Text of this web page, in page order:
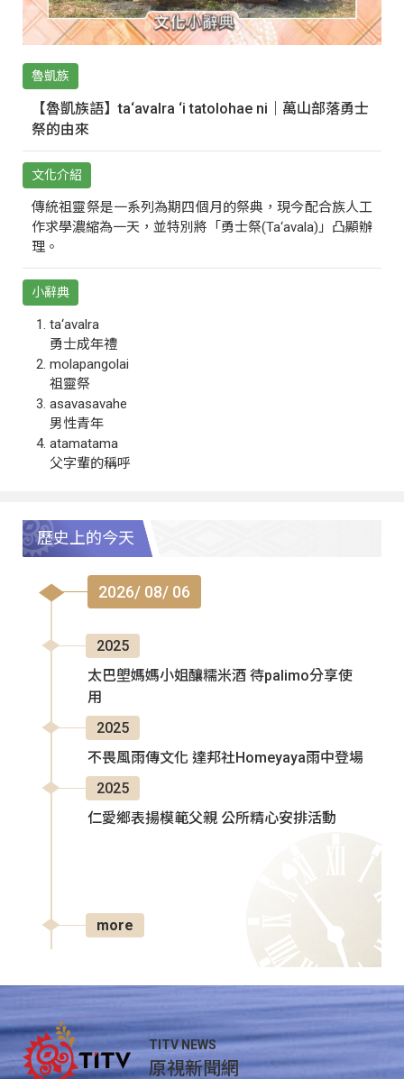
魯凱族
【魯凱族語】ta‘avalra ‘i tatolohae ni｜萬山部落勇士
祭的由來
文化介紹
傳統祖靈祭是一系列為期四個月的祭典，現今配合族人工
作求學濃縮為一天，並特別將「勇士祭(Ta‘avala)」凸顯辦
理。
小辭典
ta‘avalra
勇士成年禮
molapangolai
祖靈祭
asavasavahe
男性青年
atamatama
父字輩的稱呼
歷史上的今天
2026/ 08/ 06
2025
太巴塱媽媽小姐釀糯米酒 待palimo分享使
用
2025
不畏風雨傳文化 達邦社Homeyaya雨中登場
2025
仁愛鄉表揚模範父親 公所精心安排活動
more
TITV NEWS
原視新聞網